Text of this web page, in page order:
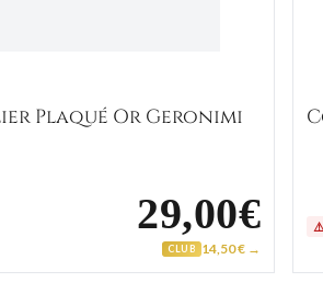
Plaqué Or Geronimi
29,00€
CLUB 14,50 € →